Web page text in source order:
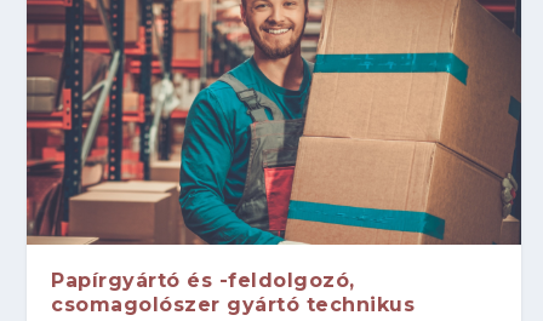
Papírgyártó és -feldolgozó,
csomagolószer gyártó technikus